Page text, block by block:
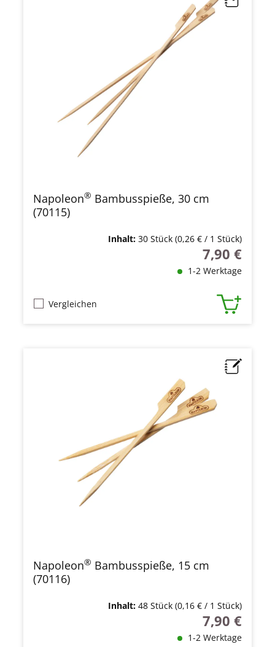
Napoleon® Bambusspieße, 30 cm
(70115)
Inhalt: 30 Stück (0,26 € / 1 Stück)
Regulärer
7,90 €
1-2 Werktage
Vergleichen
Napoleon® Bambusspieße, 15 cm
(70116)
Inhalt: 48 Stück (0,16 € / 1 Stück)
Regulärer
7,90 €
1-2 Werktage